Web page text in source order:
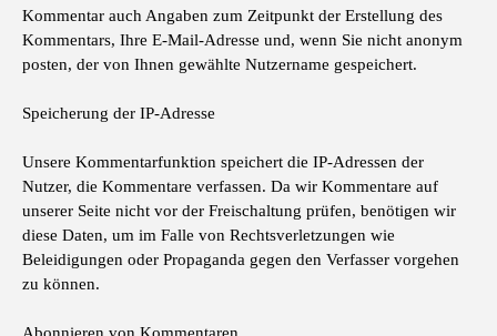
Kommentar auch Angaben zum Zeitpunkt der Erstellung des
Kommentars, Ihre E-Mail-Adresse und, wenn Sie nicht anonym
posten, der von Ihnen gewählte Nutzername gespeichert.
Speicherung der IP-Adresse
Unsere Kommentarfunktion speichert die IP-Adressen der
Nutzer, die Kommentare verfassen. Da wir Kommentare auf
unserer Seite nicht vor der Freischaltung prüfen, benötigen wir
diese Daten, um im Falle von Rechtsverletzungen wie
Beleidigungen oder Propaganda gegen den Verfasser vorgehen
zu können.